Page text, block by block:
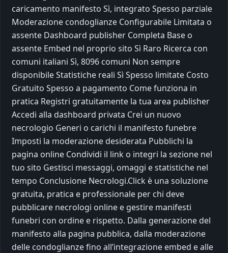
caricamento manifesto Sì, integrato Spesso parziale
Moderazione condoglianze Configurabile Limitata o
assente Dashboard publisher Completa Base o
assente Embed nel proprio sito Sì Raro Ricerca con
comuni italiani Sì, 8096 comuni Non sempre
disponibile Statistiche reali Sì Spesso limitate Costo
Gratuito Spesso a pagamento Come funziona in
pratica Registri gratuitamente la tua area publisher
Accedi alla dashboard privata Crei un nuovo
necrologio Generi o carichi il manifesto funebre
Imposti la moderazione desiderata Pubblichi la
pagina online Condividi il link o integri la sezione nel
tuo sito Gestisci messaggi, omaggi e statistiche nel
tempo Conclusione Necrologi.Click è una soluzione
gratuita, pratica e professionale per chi deve
pubblicare necrologi online e gestire manifesti
funebri con ordine e rispetto. Dalla generazione del
manifesto alla pagina pubblica, dalla moderazione
delle condoglianze fino all’integrazione embed e alle